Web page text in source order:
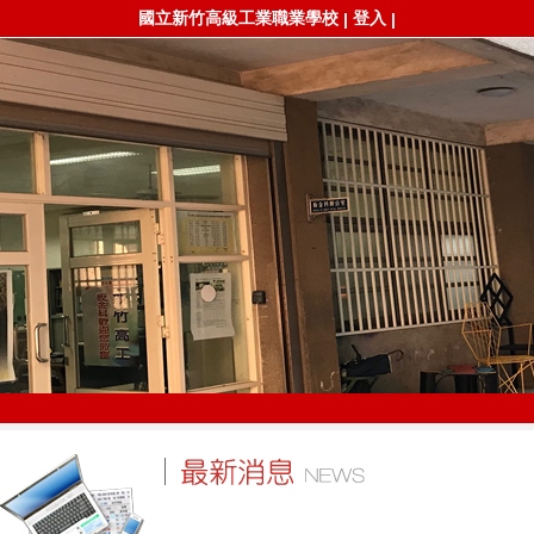
國立新竹高級工業職業學校 | 登入 |